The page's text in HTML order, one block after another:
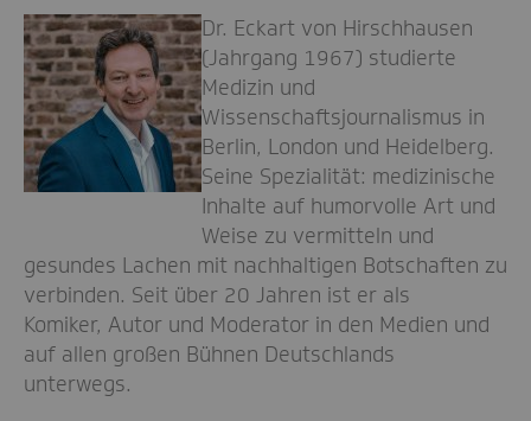
Dr. Eckart von Hirschhausen
(Jahrgang 1967) studierte
Medizin und
Wissenschaftsjournalismus in
Berlin, London und Heidelberg.
Seine Spezialität: medizinische
Inhalte auf humorvolle Art und
Weise zu vermitteln und
gesundes Lachen mit nachhaltigen Botschaften zu
verbinden. Seit über 20 Jahren ist er als
Komiker, Autor und Moderator in den Medien und
auf allen großen Bühnen Deutschlands
unterwegs.